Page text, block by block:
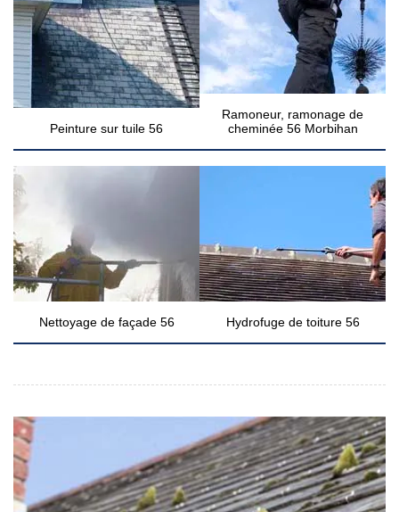
Peinture sur tuile 56
Ramoneur, ramonage de
cheminée 56 Morbihan
Nettoyage de façade 56 Hydrofuge de toiture 56